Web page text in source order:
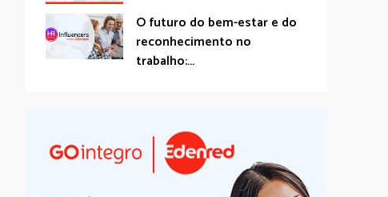
O futuro do bem-estar e do
reconhecimento no
trabalho:...